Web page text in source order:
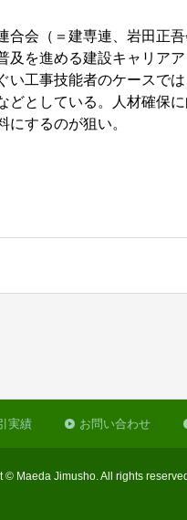
会（＝建専連、岩田正
を進める建設キャリア
工事技能者のケースで
どとしている。人材確保
するのが狙い。
実績 お問い合わせ
© Maeda Jimusho. All rights